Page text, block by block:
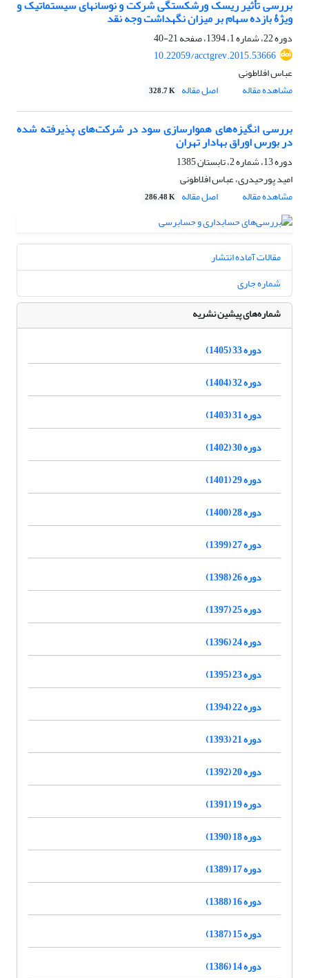
بررسی تأثیر ریسک ورشکستگی شرکت و نوسان‎های سیستماتیک و
ویژۀ بازده‌ سهام بر میزان نگهداشت وجه ‌نقد
دوره 22، شماره 1، 1394، صفحه
21-40
10.22059/acctgrev.2015.53666
عباس افلاطونی
مشاهده مقاله
اصل مقاله 328.7 K
بررسی انگیزه‌های هموارسازی سود در شرکت‌های پذیرفته شده
در بورس اوراق بهادار تهران
دوره 13، شماره 2، تابستان 1385
امید پورحیدری، عباس افلاطونی
مشاهده مقاله
اصل مقاله 286.48 K
مقالات آماده انتشار
شماره جاری
شماره‌های پیشین نشریه
دوره 33 (1405)
دوره 32 (1404)
دوره 31 (1403)
دوره 30 (1402)
دوره 29 (1401)
دوره 28 (1400)
دوره 27 (1399)
دوره 26 (1398)
دوره 25 (1397)
دوره 24 (1396)
دوره 23 (1395)
دوره 22 (1394)
دوره 21 (1393)
دوره 20 (1392)
دوره 19 (1391)
دوره 18 (1390)
دوره 17 (1389)
دوره 16 (1388)
دوره 15 (1387)
دوره 14 (1386)